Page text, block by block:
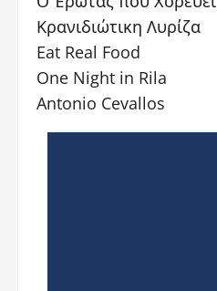
Κρανιδιώτικη Λυρίζα
Eat Real Food
One Night in Rila
Antonio Cevallos